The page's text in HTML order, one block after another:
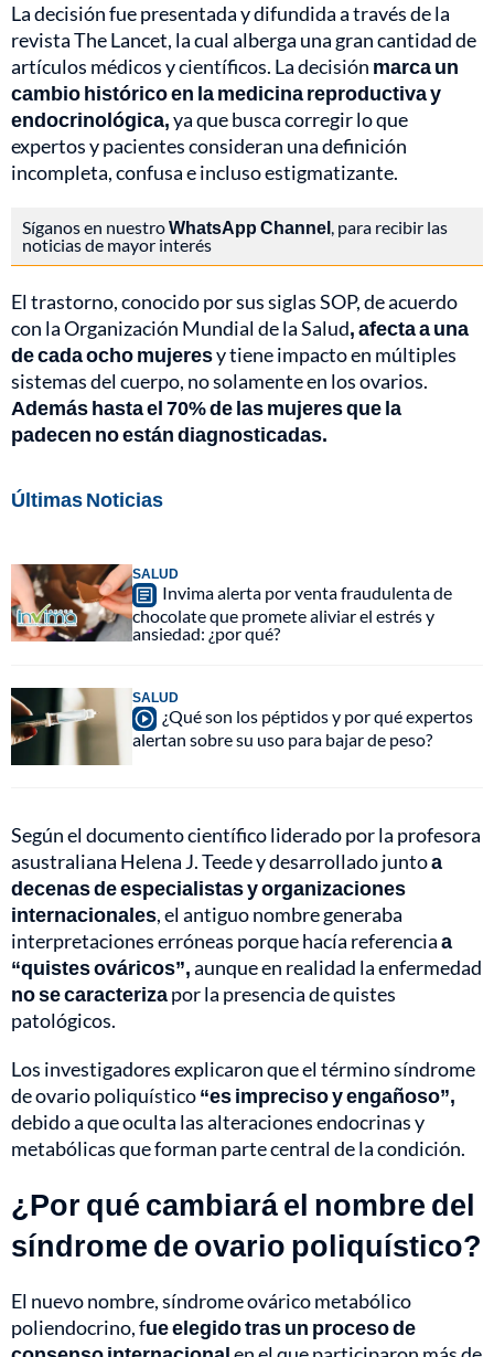
La decisión fue presentada y difundida a través de la
revista The Lancet, la cual alberga una gran cantidad de
artículos médicos y científicos. La decisión marca un
cambio histórico en la medicina reproductiva y
endocrinológica,ya que busca corregir lo que
expertos y pacientes consideran una definición
incompleta, confusa e incluso estigmatizante.
Síganos en nuestroWhatsApp Channel, para recibir las
noticias de mayor interés
El trastorno, conocido por sus siglas SOP, de acuerdo
con la Organización Mundial de la Salud, afecta a una
de cada ocho mujeresy tiene impacto en múltiples
sistemas del cuerpo, no solamente en los ovarios.
Además hasta el 70% de las mujeres que la
padecen no están diagnosticadas.
Últimas Noticias
SALUD
Invima alerta por venta fraudulenta de
chocolate que promete aliviar el estrés y
ansiedad: ¿por qué?
SALUD
¿Qué son los péptidos y por qué expertos
alertan sobre su uso para bajar de peso?
Según el documento científico liderado por la profesora
asustraliana Helena J. Teede y desarrollado juntoa
decenas de especialistas y organizaciones
internacionales, el antiguo nombre generaba
interpretaciones erróneas porque hacía referenciaa
“quistes ováricos”,aunque en realidad la enfermedad
no se caracterizapor la presencia de quistes
patológicos.
Los investigadores explicaron que el término síndrome
de ovario poliquístico“es impreciso y engañoso”,
debido a que oculta las alteraciones endocrinas y
metabólicas que forman parte central de la condición.
¿Por qué cambiará el nombre del
síndrome de ovario poliquístico?
El nuevo nombre, síndrome ovárico metabólico
poliendocrino, fue elegido tras un proceso de